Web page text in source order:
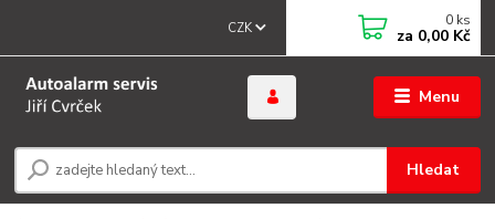
Menu
CZK
Hledat
0 ks
za 0,00 Kč